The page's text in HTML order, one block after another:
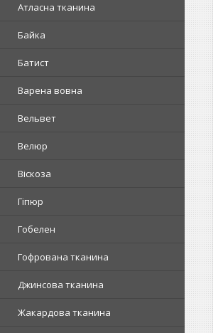
Атласна тканина
Байка
Батист
Варена вовна
Вельвет
Велюр
Віскоза
Гіпюр
Гобелен
Гофрована тканина
Джинсова тканина
Жакардова тканина